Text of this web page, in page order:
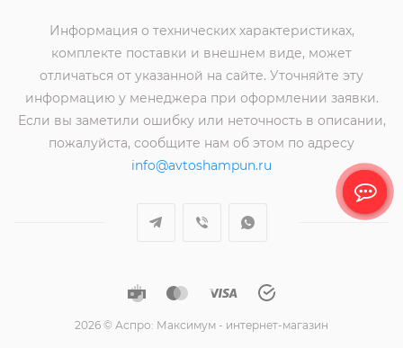
Информация о технических характеристиках,
комплекте поставки и внешнем виде, может
отличаться от указанной на сайте. Уточняйте эту
информацию у менеджера при оформлении заявки.
Если вы заметили ошибку или неточность в описании,
пожалуйста, сообщите нам об этом по адресу
info@avtoshampun.ru
2026 © Аспро: Максимум - интернет-магазин